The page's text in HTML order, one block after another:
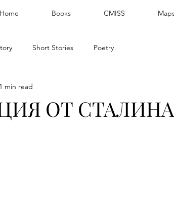
Home Books CMISS
Short Stories Poetry
ОТ СТАЛИНА
1 min read